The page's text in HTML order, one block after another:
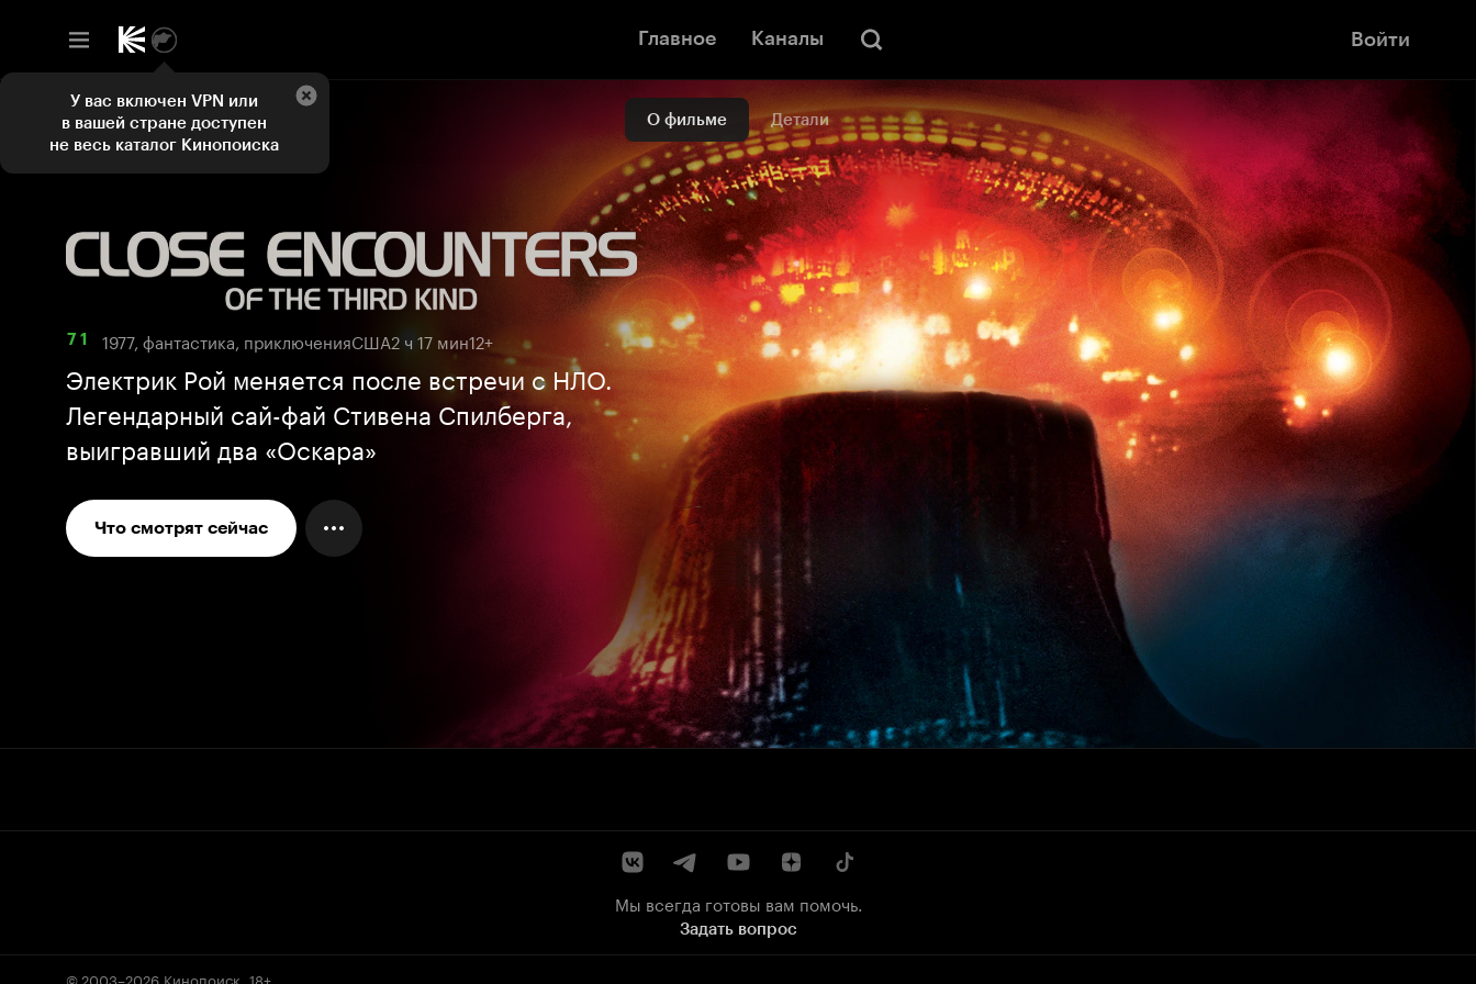
Главное Каналы Войти
О фильме Детали
7 1 1977, фантастика, приключенияСША2 ч 17 мин12+
Электрик Рой меняется после встречи с НЛО.
Легендарный сай-фай Стивена Спилберга,
выигравший два «Оскара»
Что смотрят сейчас
Мы всегда готовы вам помочь.
Задать вопрос
© 2003–2026 Кинопоиск 18+
У вас включен VPN или
в вашей стране доступен
не весь каталог Кинопоиска